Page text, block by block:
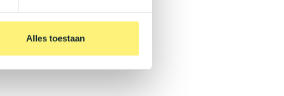
Alles toestaan